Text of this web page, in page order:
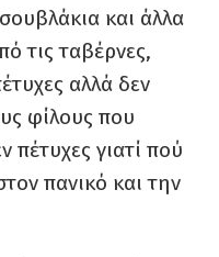
και άλλα
τις ταβέρνες,
αλλά δεν
φίλους που
πέτυχες γιατί πού
πανικό και την